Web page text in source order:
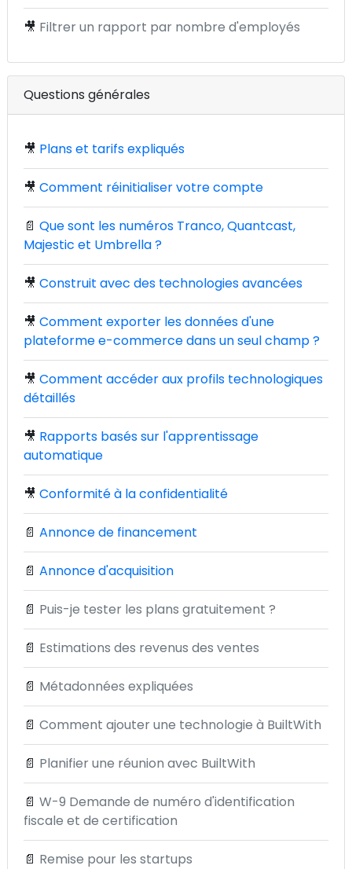
🎥 Filtrer un rapport par nombre d'employés
Questions générales
🎥 Plans et tarifs expliqués
🎥 Comment réinitialiser votre compte
📄 Que sont les numéros Tranco, Quantcast,
Majestic et Umbrella ?
🎥 Construit avec des technologies avancées
🎥 Comment exporter les données d'une
plateforme e-commerce dans un seul champ ?
🎥 Comment accéder aux profils technologiques
détaillés
🎥 Rapports basés sur l'apprentissage
automatique
🎥 Conformité à la confidentialité
📄 Annonce de financement
📄 Annonce d'acquisition
📄 Puis-je tester les plans gratuitement ?
📄 Estimations des revenus des ventes
📄 Métadonnées expliquées
📄 Comment ajouter une technologie à BuiltWith
📄 Planifier une réunion avec BuiltWith
📄 W-9 Demande de numéro d'identification
fiscale et de certification
📄 Remise pour les startups